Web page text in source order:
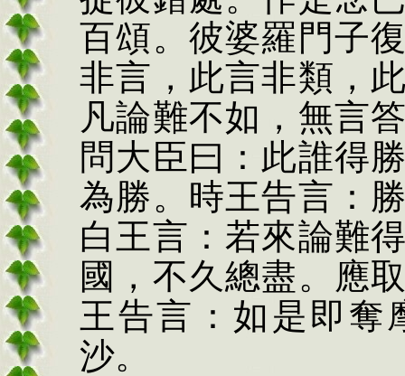
百頌。彼婆羅門子
非言，此言非類，
凡論難不如，無言
問大臣曰：此誰得
為勝。時王告言：
白王言：若來論難
國，不久總盡。應
王告言：如是即奪
沙。